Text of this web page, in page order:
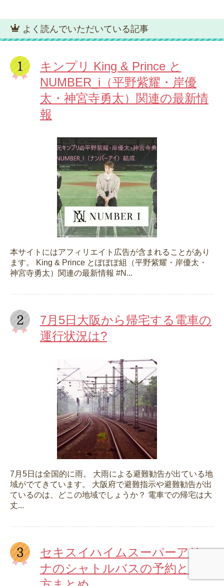
よく読んでいただいている記事
キンプリ King & Prince と
NUMBER_i（平野紫耀・岸優
太・神宮寺勇太）関連の最新情
報
本サイトにはアフィリエイト広告が含まれることがあり
ます。 King & Prince とぽぽぽ組（平野紫耀・岸優太・
神宮寺勇太）関連の最新情報 #N...
7月5日大阪から帰宅する電車の
運行状況は?
7月5日は全国的に雨。 大雨による避難勧告が出ている地
域がでてきています。 大阪府で避難指示や避難勧告が出
ているのは、どこの地域でしょうか？ 電車での帰宅は大
丈...
セキスイハイムスーパーアリー
ナのシャトルバスの予約と乗り